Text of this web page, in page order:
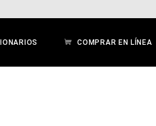
COMPRAR EN LÍNEA